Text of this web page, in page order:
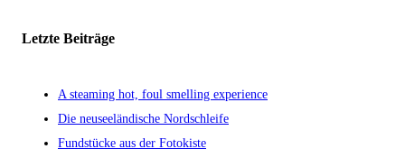
Letzte Beiträge
A steaming hot, foul smelling experience
Die neuseeländische Nordschleife
Fundstücke aus der Fotokiste